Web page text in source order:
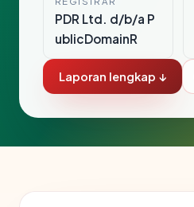
PDR Ltd. d/b/a P
ublicDomainR
Laporan lengkap ↓